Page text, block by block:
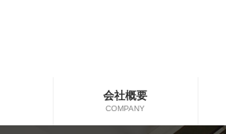
会社概要
COMPANY